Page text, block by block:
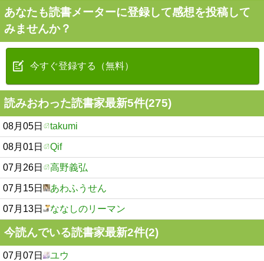
あなたも読書メーターに登録して感想を投稿して
みませんか？
今すぐ登録する（無料）
読みおわった読書家最新5件(275)
08月05日 takumi
08月01日 Qif
07月26日 高野義弘
07月15日 あわふうせん
07月13日 ななしのリーマン
今読んでいる読書家最新2件(2)
07月07日 ユウ